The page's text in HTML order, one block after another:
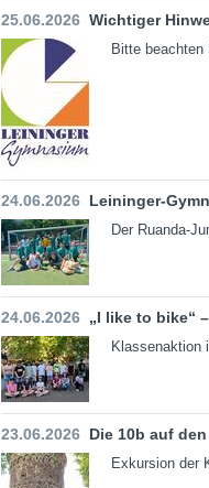
25.06.2026 Wichtiger
Bitte beachten
24.06.2026 Leininger-
Der Ruanda-
24.06.2026 „I like to bike“
Klassenaktion
23.06.2026 Die 10b auf
Exkursion der